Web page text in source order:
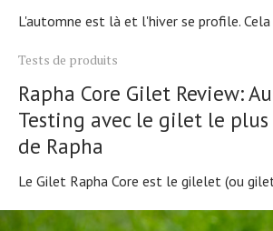
L'automne est là et l'hiver se profile. Cela
Tests de produits
Rapha Core Gilet Review:
Testing avec le gilet le
de Rapha
Le Gilet Rapha Core est le gilelet (ou